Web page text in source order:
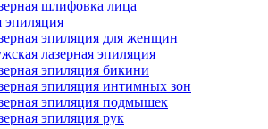
шлифовка лица
эпиляция
эпиляция для женщин
лазерная эпиляция
эпиляция бикини
эпиляция интимных зон
эпиляция подмышек
эпиляция рук